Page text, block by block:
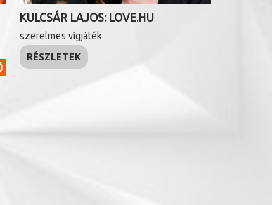
KULCSÁR LAJOS: LOVE.HU
szerelmes vígjáték
RÉSZLETEK